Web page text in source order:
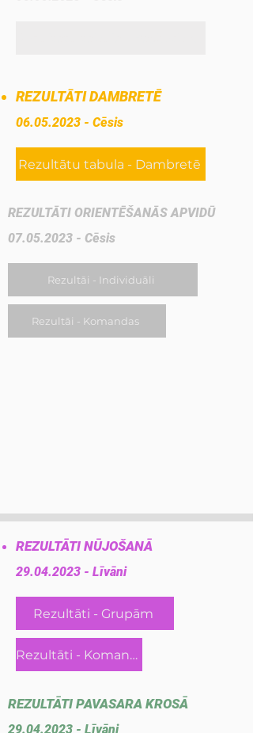
REZULTĀTI DAMBRETĒ
06.05.2023 - Cēsis
Rezultātu tabula - Dambretē
REZULTĀTI ORIENTĒŠANĀS APVIDŪ
07.05.2023 - Cēsis
Rezultāi - Individuāli
Rezultāi - Komandas
REZULTĀTI NŪJOŠANĀ
29.04.2023 - Līvāni
Rezultāti - Grupām
Rezultāti - Komandas
REZULTĀTI PAVASARA KROSĀ
29.04.2023 - Līvāni